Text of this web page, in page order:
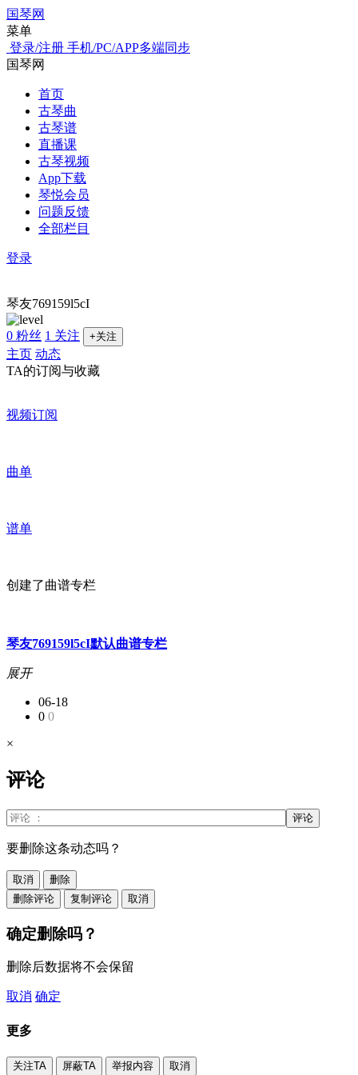
国琴网
菜单
登录/注册 手机/PC/APP多端同步
国琴网
首页
古琴曲
古琴谱
直播课
古琴视频
App下载
琴悦会员
问题反馈
全部栏目
登录
琴友769159l5cI
0 粉丝 1 关注 +关注
主页 动态
TA的订阅与收藏
视频订阅
曲单
谱单
创建了曲谱专栏
琴友769159l5cI默认曲谱专栏
展开
06-18
0 0
×
评论
评论
要删除这条动态吗？
取消
删除
删除评论
复制评论 取消
确定删除吗？
删除后数据将不会保留
取消 确定
更多
关注TA 屏蔽TA 举报内容 取消